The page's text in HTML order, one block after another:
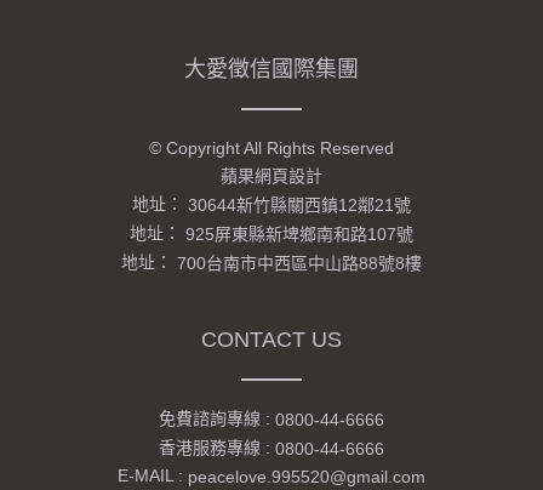
大愛徵信國際集團
© Copyright All Rights Reserved
蘋果網頁設計
地址： 30644新竹縣關西鎮12鄰21號
地址： 925屏東縣新埤鄉南和路107號
地址： 700台南市中西區中山路88號8樓
CONTACT US
免費諮詢專線 : 0800-44-6666
香港服務專線 : 0800-44-6666
E-MAIL : peacelove.995520@gmail.com